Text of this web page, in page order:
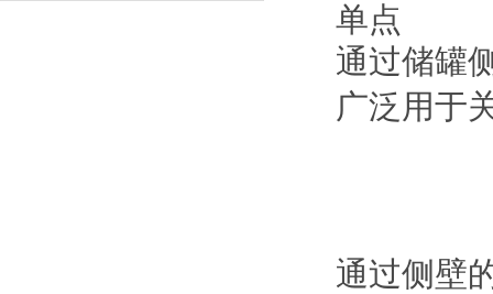
单点
通过储罐
广泛用于
通过侧壁